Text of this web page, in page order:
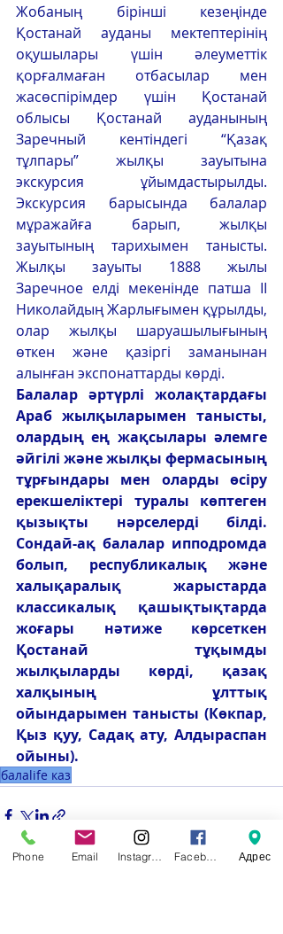
Жобаның бірінші кезеңінде
Қостанай ауданы мектептерінің
оқушылары үшін әлеуметтік
қорғалмаған отбасылар мен
жасөспірімдер үшін Қостанай
облысы Қостанай ауданының
Заречный кентіндегі “Қазақ
тұлпары” жылқы зауытына
экскурсия ұйымдастырылды.
Экскурсия барысында балалар
мұражайға барып, жылқы
зауытының тарихымен танысты.
Жылқы зауыты 1888 жылы
Заречное елді мекенінде патша II
Николайдың Жарлығымен құрылды,
олар жылқы шаруашылығының
өткен және қазіргі заманынан
алынған экспонаттарды көрді.
Балалар әртүрлі жолақтардағы
Араб жылқыларымен танысты,
олардың ең жақсылары әлемге
әйгілі және жылқы фермасының
тұрғындары мен оларды өсіру
ерекшеліктері туралы көптеген
қызықты нәрселерді білді.
Сондай-ақ балалар ипподромда
болып, республикалық және
халықаралық жарыстарда
классикалық қашықтықтарда
жоғары нәтиже көрсеткен
Қостанай тұқымды
жылқыларды көрді, қазақ
халқының ұлттық
ойындарымен танысты (Көкпар,
Қыз қуу, Садақ ату, Алдыраспан
ойыны).
балаlife каз
Phone Email Адрес